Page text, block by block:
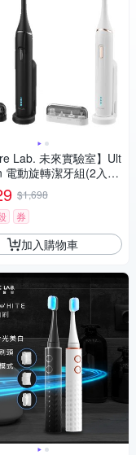
Lab. 未來實驗室】Ult
電動旋轉潔牙組(2入
$1,698
券
加入購物車